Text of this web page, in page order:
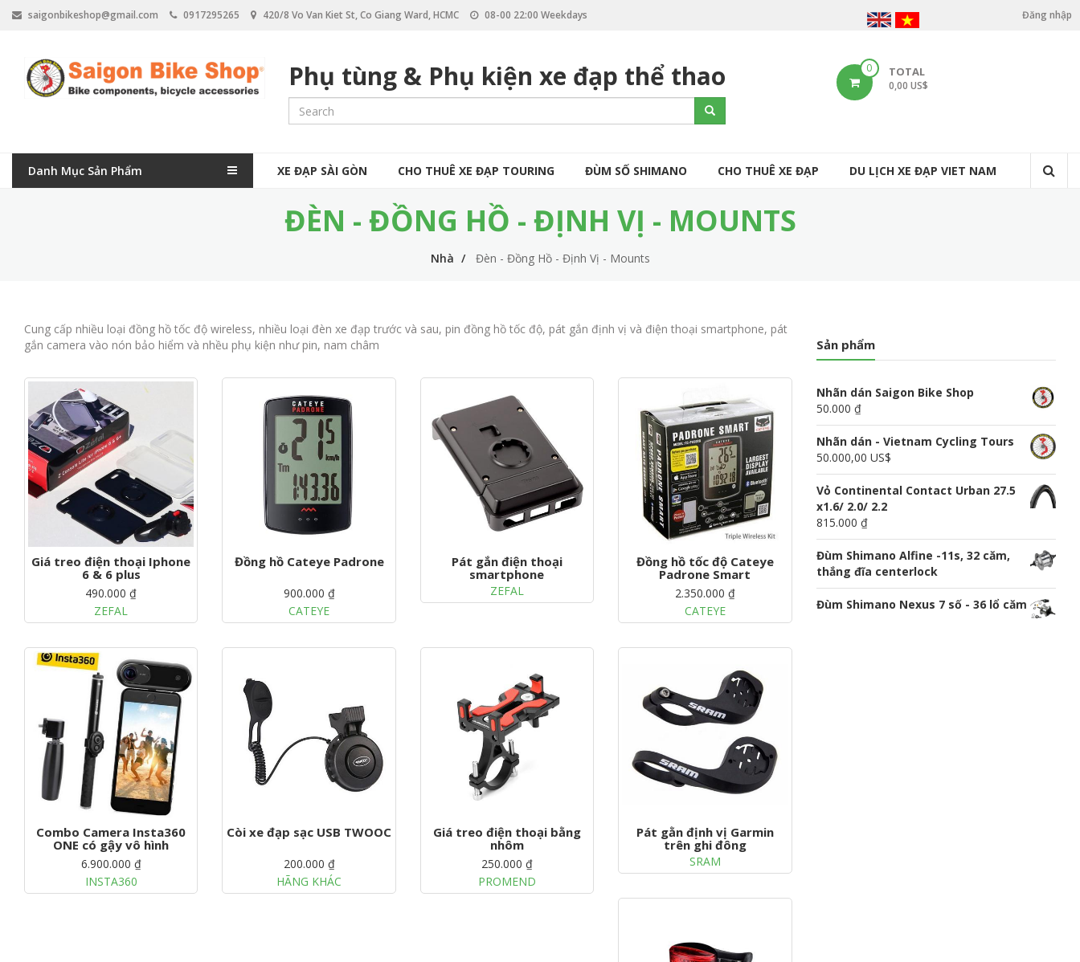
saigonbikeshop@gmail.com 0917295265 420/8 Vo Van Kiet St, Co Giang Ward, HCMC 08-00 22:00 Weekdays
U
Đăng nhập
Phụ tùng & Phụ kiện xe đạp thể thao
e
c
Search
0 TOTAL
0,00 US$
Danh Mục Sản Phẩm
M
v
i
g
a
i
n
XE ĐẠP SÀI GÒN CHO THUÊ XE ĐẠP TOURING ĐÙM SỐ SHIMANO CHO THUÊ XE ĐẠP DU LỊCH XE ĐẠP VIET NAM
ĐÈN - ĐỒNG HỒ - ĐỊNH VỊ - MOUNTS
Nhà Đèn - Đồng Hồ - Định Vị - Mounts
Cung cấp nhiều loại đồng hồ tốc độ wireless, nhiều loại đèn xe đạp trước và sau, pin đồng hồ tốc độ, pát gắn định vị và điện thoại smartphone, pát
gắn camera vào nón bảo hiểm và nhều phụ kiện như pin, nam châm
Giá treo điện thoại Iphone
6 & 6 plus
490.000 ₫
ZEFAL
Đồng hồ Cateye Padrone
900.000 ₫
CATEYE
Pát gắn điện thoại
smartphone
ZEFAL
Đồng hồ tốc độ Cateye
Padrone Smart
2.350.000 ₫
CATEYE
Combo Camera Insta360
ONE có gậy vô hình
6.900.000 ₫
INSTA360
Còi xe đạp sạc USB TWOOC
200.000 ₫
HÃNG KHÁC
Giá treo điện thoại bằng
nhôm
250.000 ₫
PROMEND
Pát gằn định vị Garmin
trên ghi đông
SRAM
Sản phẩm
Nhãn dán Saigon Bike Shop
50.000 ₫
Nhãn dán - Vietnam Cycling Tours
50.000,00 US$
Vỏ Continental Contact Urban 27.5
x1.6/ 2.0/ 2.2
815.000 ₫
Đùm Shimano Alfine -11s, 32 căm,
thắng đĩa centerlock
Đùm Shimano Nexus 7 số - 36 lổ căm